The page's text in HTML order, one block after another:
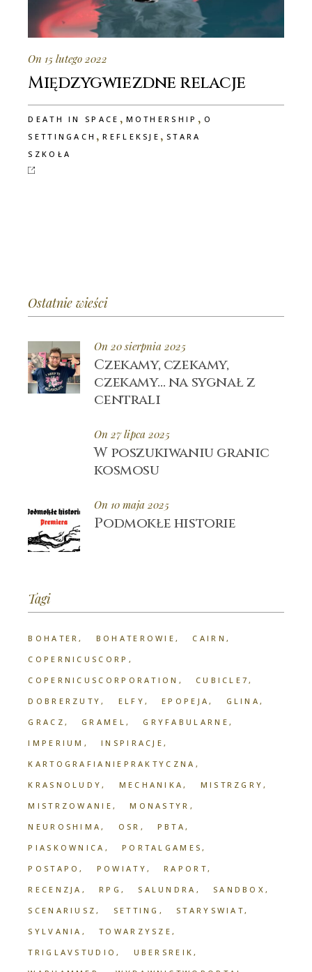
On 15 lutego 2022
Międzygwiezdne relacje
DEATH IN SPACE , MOTHERSHIP , O
SETTINGACH ,REFLEKSJE , STARA
SZKOŁA
Ostatnie wieści
On 20 sierpnia 2025
Czekamy, czekamy,
czekamy… na sygnał z
centrali
On 27 lipca 2025
W poszukiwaniu granic
kosmosu
On 10 maja 2025
Podmokłe historie
Tagi
BOHATER BOHATEROWIE
CAIRN
COPERNICUSCORP
COPERNICUSCORPORATION
CUBICLE7
DOBRERZUTY
ELFY EPOPEJA
GLINA
GRACZ
GRAMEL
GRYFABULARNE
IMPERIUM
INSPIRACJE
KARTOGRAFIANIEPRAKTYCZNA
KRASNOLUDY
MECHANIKA
MISTRZGRY
MISTRZOWANIE
MONASTYR
NEUROSHIMA
OSR
PBTA
PIASKOWNICA
PORTALGAMES
POSTAPO
POWIATY
RAPORT
RECENZJA
RPG SALUNDRA
SANDBOX
SCENARIUSZ
SETTING
STARYSWIAT
SYLVANIA
TOWARZYSZE
TRIGLAVSTUDIO
UBERSREIK